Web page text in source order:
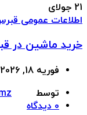
21 جولای
اطلاعات عمومی
خرید ماشین در
فوریه 18, 2026
توسط
0 دیدگاه